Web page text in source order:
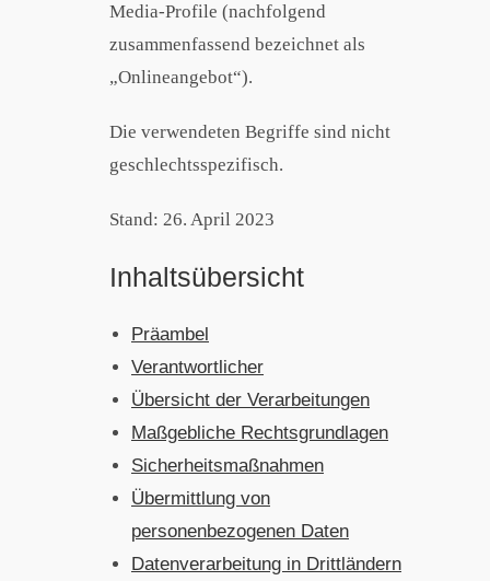
Media-Profile (nachfolgend
zusammenfassend bezeichnet als
„Onlineangebot“).
Die verwendeten Begriffe sind nicht
geschlechtsspezifisch.
Stand: 26. April 2023
Inhaltsübersicht
Präambel
Verantwortlicher
Übersicht der Verarbeitungen
Maßgebliche Rechtsgrundlagen
Sicherheitsmaßnahmen
Übermittlung von
personenbezogenen Daten
Datenverarbeitung in Drittländern